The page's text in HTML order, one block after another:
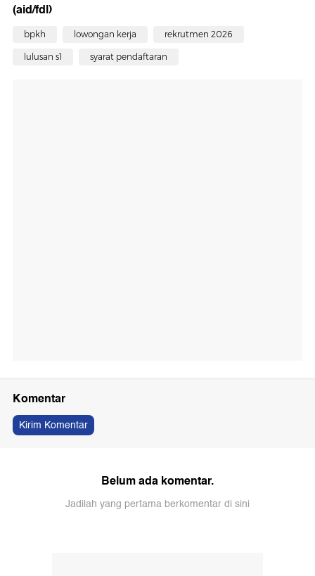
(aid/fdl)
bpkh lowongan kerja rekrutmen 2026
lulusan s1 syarat pendaftaran
Komentar
Kirim Komentar
Belum ada komentar.
Jadilah yang pertama berkomentar di sini